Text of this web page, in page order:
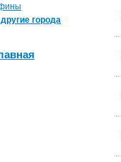
другие города